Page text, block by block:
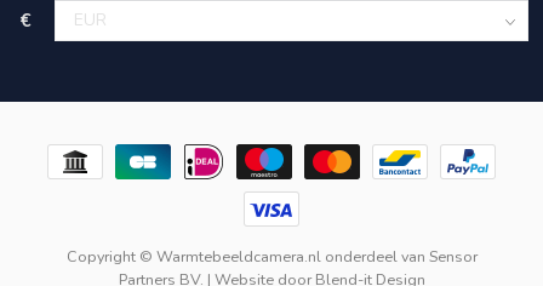
€
Copyright © Warmtebeeldcamera.nl onderdeel van Sensor
Partners BV. | Website doorBlend-it Design